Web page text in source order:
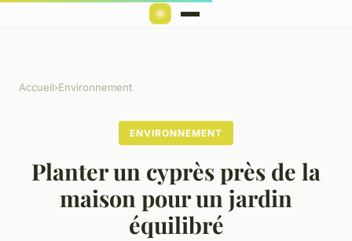
Accueil›Environnement
ENVIRONNEMENT
Planter un cyprès près de la
maison pour un jardin
équilibré